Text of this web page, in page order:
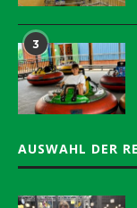
3
AUSWAHL DER